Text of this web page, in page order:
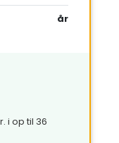
år
i op til 36